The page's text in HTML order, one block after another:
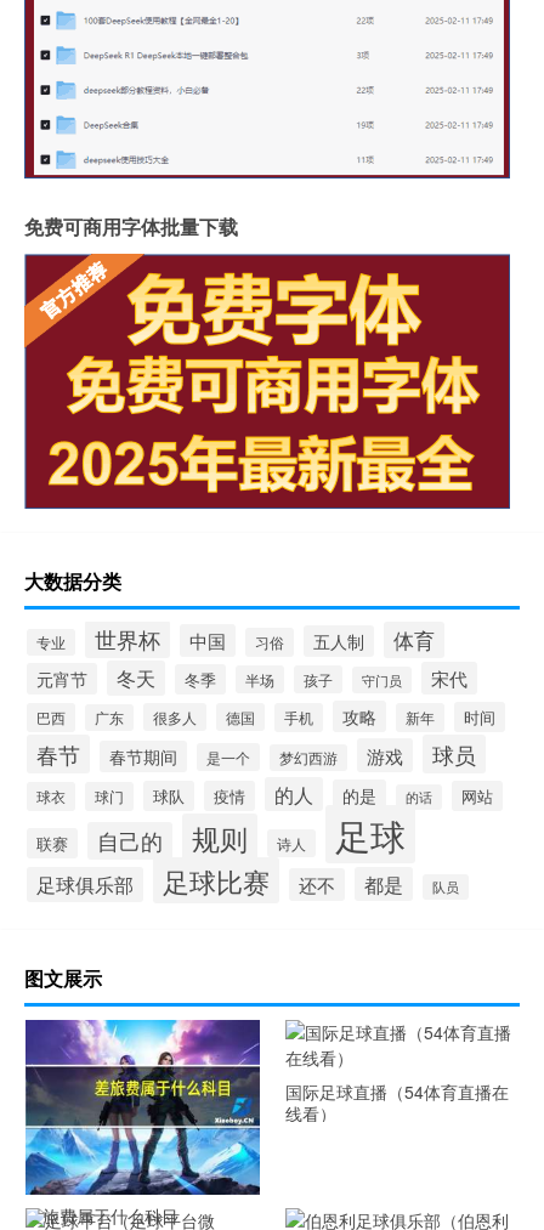
免费可商用字体批量下载
大数据分类
专业 世界杯 中国 习俗 五人制 体育
元宵节 冬天 冬季 半场 孩子 守门员 宋代
巴西 广东 很多人 德国 手机 攻略 新年 时间
春节 春节期间 是一个 梦幻西游 游戏 球员
球衣 球门 球队 疫情 的人 的是 的话 网站
联赛 自己的 规则 诗人 足球
足球俱乐部 足球比赛 还不 都是 队员
图文展示
差旅费属于什么科目
国际足球直播（54体育直播在
线看）